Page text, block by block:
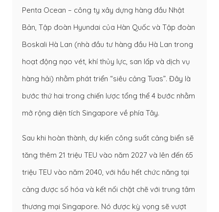
Penta Ocean – công ty xây dựng hàng đầu Nhật
Bản, Tập đoàn Hyundai của Hàn Quốc và Tập đoàn
Boskali Hà Lan (nhà đầu tư hàng đầu Hà Lan trong
hoạt động nạo vét, khí thủy lực, san lấp và dịch vụ
hàng hải) nhằm phát triển “siêu cảng Tuas”. Đây là
bước thứ hai trong chiến lược tổng thể 4 bước nhằm
mở rộng diện tích Singapore về phía Tây.
Sau khi hoàn thành, dự kiến công suất cảng biển sẽ
tăng thêm 21 triệu TEU vào năm 2027 và lên đến 65
triệu TEU vào năm 2040, với hầu hết chức năng tại
cảng được số hóa và kết nối chặt chẽ với trung tâm
thương mại Singapore. Nó được kỳ vọng sẽ vượt